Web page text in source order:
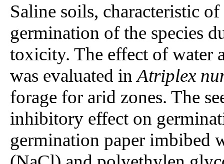
Saline soils, characteristic
germination of the species
toxicity. The effect of water
was evaluated inAtriplex
forage for arid zones. The
inhibitory effect on
germination paper imbibed